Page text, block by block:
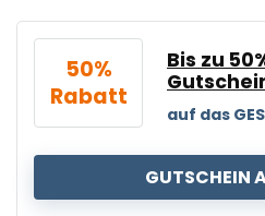
50%
Rabatt
Bis zu
auf das
GUTSCHEIN